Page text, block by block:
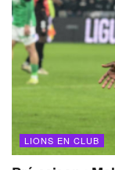
LIONS EN CLUB